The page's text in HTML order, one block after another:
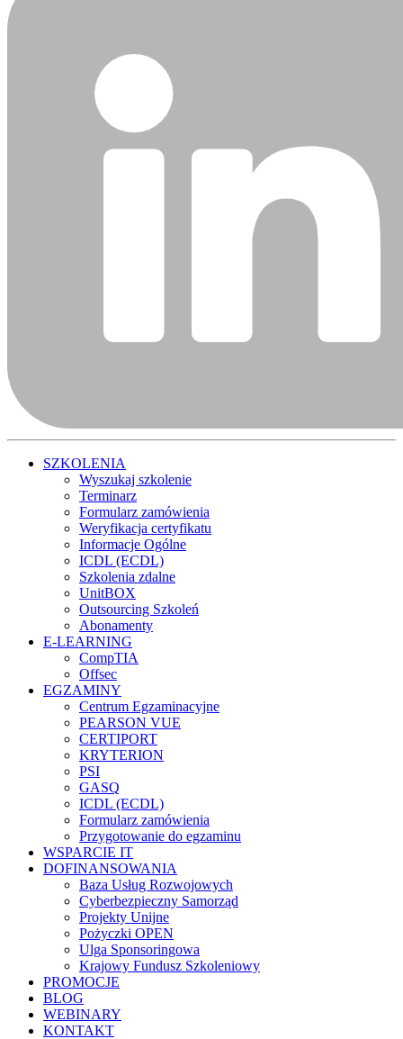
SZKOLENIA
Wyszukaj szkolenie
Terminarz
Formularz zamówienia
Weryfikacja certyfikatu
Informacje Ogólne
ICDL (ECDL)
Szkolenia zdalne
UnitBOX
Outsourcing Szkoleń
Abonamenty
E-LEARNING
CompTIA
Offsec
EGZAMINY
Centrum Egzaminacyjne
PEARSON VUE
CERTIPORT
KRYTERION
PSI
GASQ
ICDL (ECDL)
Formularz zamówienia
Przygotowanie do egzaminu
WSPARCIE IT
DOFINANSOWANIA
Baza Usług Rozwojowych
Cyberbezpieczny Samorząd
Projekty Unijne
Pożyczki OPEN
Ulga Sponsoringowa
Krajowy Fundusz Szkoleniowy
PROMOCJE
BLOG
WEBINARY
KONTAKT